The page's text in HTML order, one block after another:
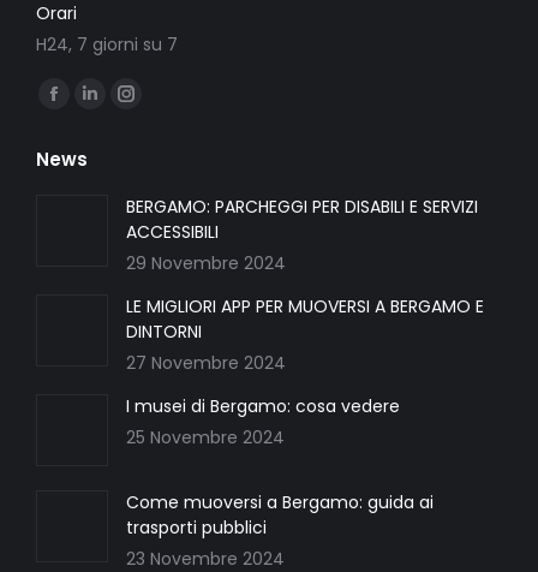
Orari
H24, 7 giorni su 7
Ci puoi trovare su:
Facebook
opens
Linkedin
window
Instagram
in
new
window
News
BERGAMO: PARCHEGGI PER DISABILI E SERVIZI
ACCESSIBILI
29 Novembre 2024
LE MIGLIORI APP PER MUOVERSI A BERGAMO E
DINTORNI
27 Novembre 2024
I musei di Bergamo: cosa vedere
25 Novembre 2024
Come muoversi a Bergamo: guida ai
trasporti pubblici
23 Novembre 2024